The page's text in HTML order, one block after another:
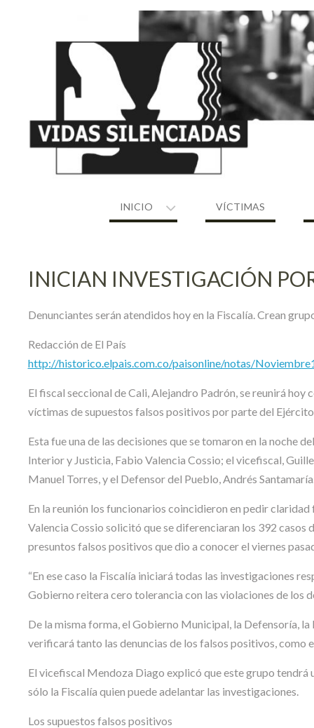
INICIO VÍCTIMAS
INICIAN INVESTIGACIÓN
Denunciantes serán atendidos hoy en la Fiscalía. Crean
Redacción de El País
http://historico.elpais.com.co/paisonline/notas/
El fiscal seccional de Cali, Alejandro Padrón, se reunirá hoy
víctimas de supuestos falsos positivos por parte del
Esta fue una de las decisiones que se tomaron en la noche
Interior y Justicia, Fabio Valencia Cossio; el vicefiscal,
Manuel Torres, y el Defensor del Pueblo, Andrés
En la reunión los funcionarios coincidieron en pedir
Valencia Cossio solicitó que se diferenciaran los 392 casos
presuntos falsos positivos que dio a conocer el viernes
“En ese caso la Fiscalía iniciará todas las investigaciones
Gobierno reitera cero tolerancia con las violaciones de los
De la misma forma, el Gobierno Municipal, la Defensoría,
verificará tanto las denuncias de los falsos positivos, como
El vicefiscal Mendoza Diago explicó que este grupo tendrá
sólo la Fiscalía quien puede adelantar las investigaciones.
Los supuestos falsos positivos